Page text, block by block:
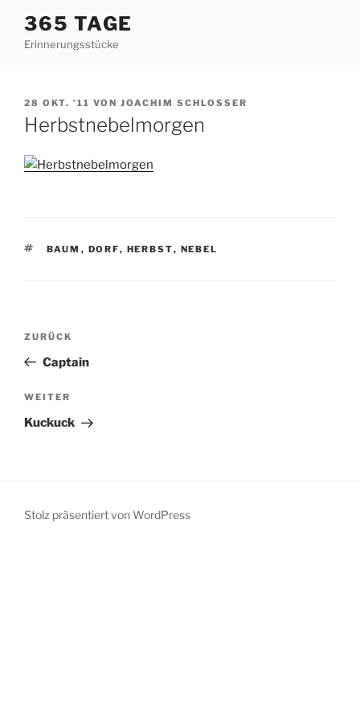
Inhalt
springen
365 TAGE
Erinnerungsstücke
VERÖFFENTLICHT
AM
28 OKT. ’11 VON JOACHIM SCHLOSSER
Herbstnebelmorgen
SCHLAGWÖRTER
BAUM , DORF, HERBST, NEBEL
Beitragsnavigation
Vorheriger
Beitrag
ZURÜCK
Captain
Nächster
Beitrag
WEITER
Kuckuck
Stolz präsentiert von WordPress